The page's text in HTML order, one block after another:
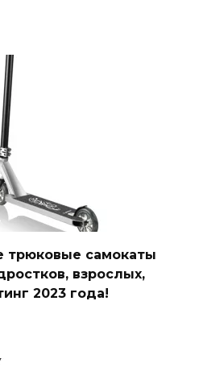
самокаты
взрослых,
2023 года!